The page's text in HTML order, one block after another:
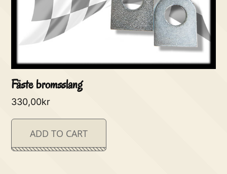
Fäste bromsslang
330,00kr
ADD TO CART